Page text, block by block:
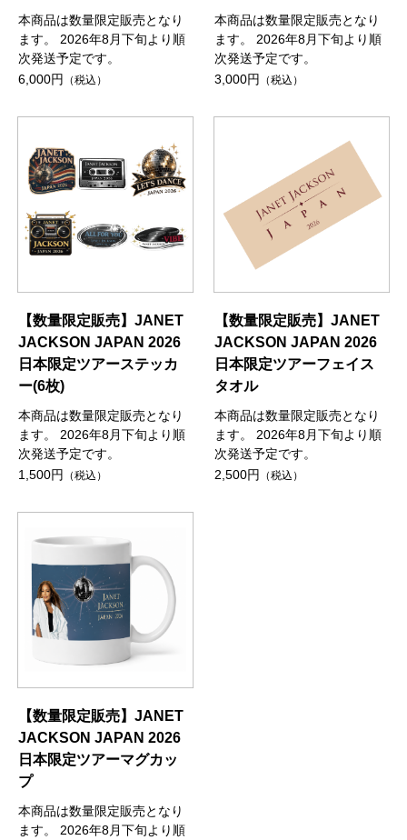
本商品は数量限定販売となり
ます。 2026年8月下旬より順
次発送予定です。
6,000円
（税込）
本商品は数量限定販売となり
ます。 2026年8月下旬より順
次発送予定です。
3,000円
（税込）
【数量限定販売】JANET
JACKSON JAPAN 2026
日本限定ツアーステッカ
ー(6枚)
本商品は数量限定販売となり
ます。 2026年8月下旬より順
次発送予定です。
1,500円
（税込）
【数量限定販売】JANET
JACKSON JAPAN 2026
日本限定ツアーフェイス
タオル
本商品は数量限定販売となり
ます。 2026年8月下旬より順
次発送予定です。
2,500円
（税込）
【数量限定販売】JANET
JACKSON JAPAN 2026
日本限定ツアーマグカッ
プ
本商品は数量限定販売となり
ます。 2026年8月下旬より順